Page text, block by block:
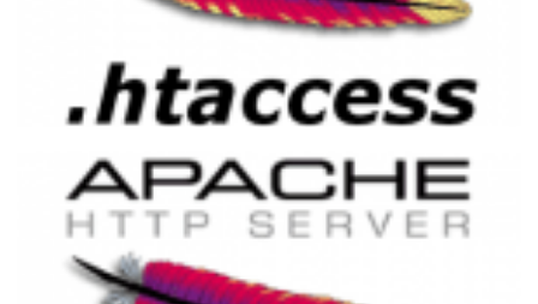
Evitando contenido duplicado en el
servidor web Apache utilizando .htaccess
27 de marzo de 2015 1 min de lectura